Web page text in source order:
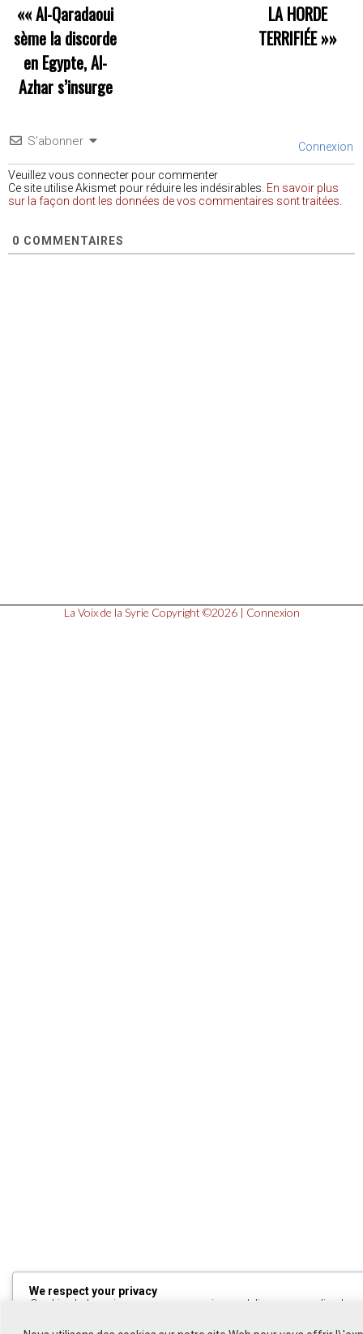
««Al-Qaradaoui
sème la discorde
en Egypte, Al-
Azhar s’insurge
LA HORDE
TERRIFIÉE»»
S’abonner Connexion
Veuillez vous connecter pour commenter
Ce site utilise Akismet pour réduire les indésirables. En savoir plus
sur la façon dont les données de vos commentaires sont traitées
0 COMMENTAIRES
La Voix de la Syrie Copyright ©2026 | Connexion
We respect your privacy
Cookies help us improve your experience, deliver personalized
Allto decline non-essential cookies.